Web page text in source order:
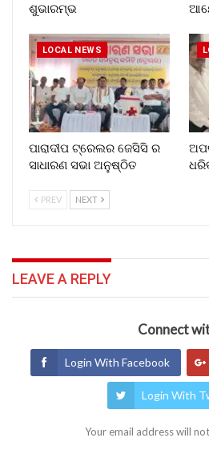
ଶୁଭାରମ୍ଭ
LOCAL NEWS
ପାରାଦୀପ ଟ୍ରେଲର ଜେସିସି ର
ସାଧାରଣ ସଭା ଅନୁଷ୍ଠିତ
PREV NEXT
LEAVE A REPLY
Connect
Login With Facebook
Login With
Your email address will